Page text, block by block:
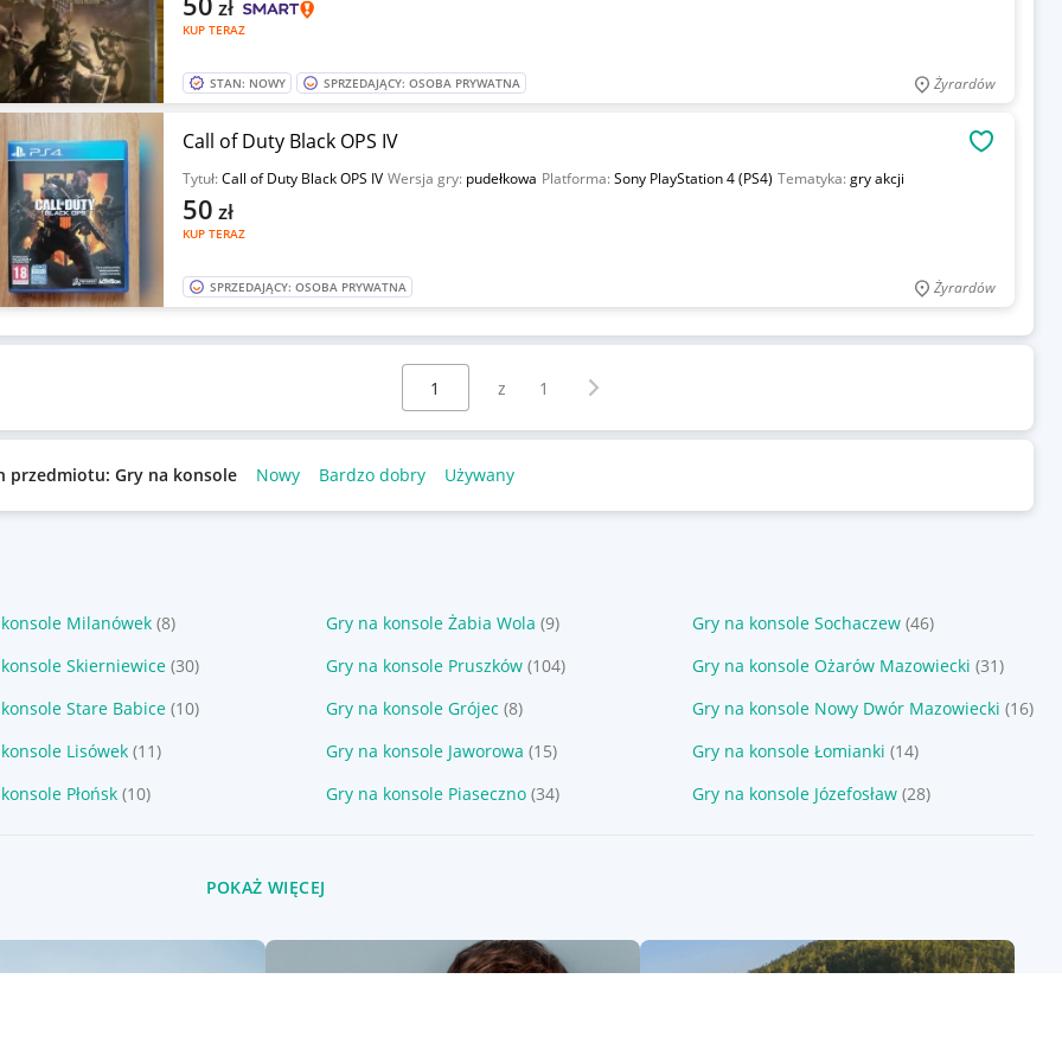
KUP TERAZ
zł
STAN: NOWY SPRZEDAJĄCY: OSOBA PRYWATNA Żyrardów
Call of Duty Black OPS IV
Tytuł:Call of Duty Black OPS IV Wersja gry: pudełkowa Platforma:Sony PlayStation 4 (PS4) Tematyka:gry akcji
KUP TERAZ
50 zł
SPRZEDAJĄCY: OSOBA PRYWATNA Żyrardów
Wybierz stronę:
z 1 Następna strona
przedmiotu: Gry na konsole Nowy Bardzo dobry Używany
Milanówek (8) Gry na konsole Żabia Wola (9) Gry na konsole Sochaczew (46)
Skierniewice (30) Gry na konsole Pruszków (104) Gry na konsole Ożarów Mazowiecki (31)
Stare Babice (10) Gry na konsole Grójec (8) Gry na konsole Nowy Dwór Mazowiecki (16)
Lisówek (11) Gry na konsole Jaworowa (15) Gry na konsole Łomianki (14)
Płońsk (10) Gry na konsole Piaseczno (34) Gry na konsole Józefosław (28)
POKAŻ WIĘCEJ